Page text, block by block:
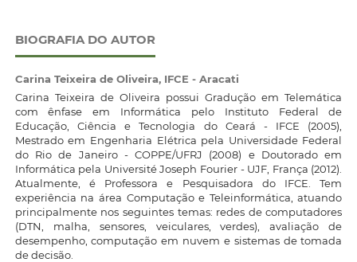
BIOGRAFIA DO AUTOR
Carina Teixeira de Oliveira, IFCE - Aracati
Carina Teixeira de Oliveira possui Gradução em Telemática
com ênfase em Informática pelo Instituto Federal de
Educação, Ciência e Tecnologia do Ceará - IFCE (2005),
Mestrado em Engenharia Elétrica pela Universidade Federal
do Rio de Janeiro - COPPE/UFRJ (2008) e Doutorado em
Informática pela Université Joseph Fourier - UJF, França (2012).
Atualmente, é Professora e Pesquisadora do IFCE. Tem
experiência na área Computação e Teleinformática, atuando
principalmente nos seguintes temas: redes de computadores
(DTN, malha, sensores, veiculares, verdes), avaliação de
desempenho, computação em nuvem e sistemas de tomada
de decisão.